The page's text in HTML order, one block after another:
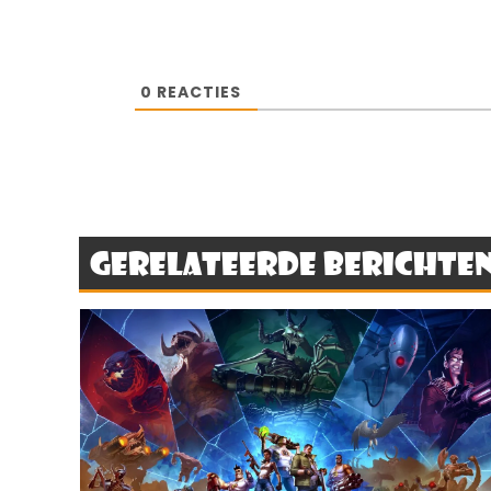
0 REACTIES
Gerelateerde